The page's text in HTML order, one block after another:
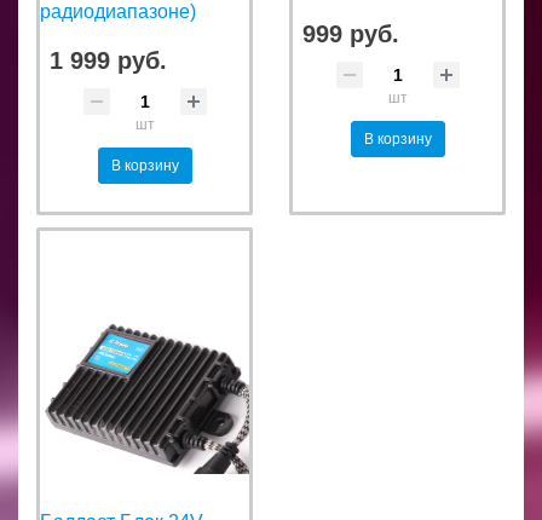
радиодиапазоне)
1 999 руб.
шт
В корзину
999 руб.
шт
В корзину